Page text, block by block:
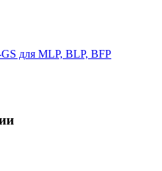
для MLP, BLP, BFP